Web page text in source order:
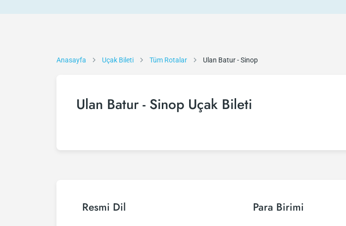
Anasayfa Uçak Bileti Tüm Rotalar Ulan Batur - Sinop
Ulan Batur - Sinop Uçak Bileti
Resmi Dil Para Birimi